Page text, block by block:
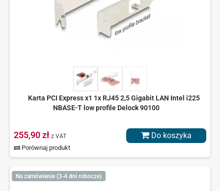
Karta PCI Express x1 1x RJ45 2,5 Gigabit LAN Intel i225
NBASE-T low profile Delock 90100
255,90 zł z VAT
Porównaj produkt
Do koszyka
Na zamówienie (3-4 dni robocze)